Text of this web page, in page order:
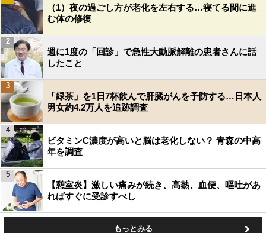
（1）夜の過ごし方が老化を左右する…寝てる間に進
む体の修復
週に1度の「回診」で急性大動脈解離の患者さんに話
したこと
2
「緑茶」を1日7杯飲んで肝臓がんを予防する…日本人
男女約4.2万人を追跡調査
3
ビタミンC濃度が高いと脳は老化しない？ 青森の中高
年を調査
4
【憩室炎】激しい痛みが続き、高熱、血便、嘔吐があ
ればすぐに受診すべし
5
もっとみる